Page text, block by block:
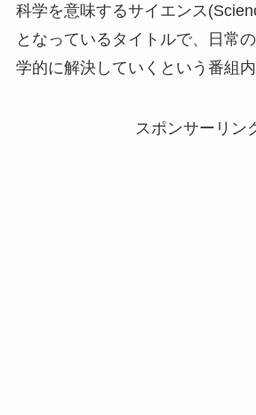
科学を意味するサイエンス
となっているタイトルで、日常
学的に解決していくという番組内
スポンサーリン